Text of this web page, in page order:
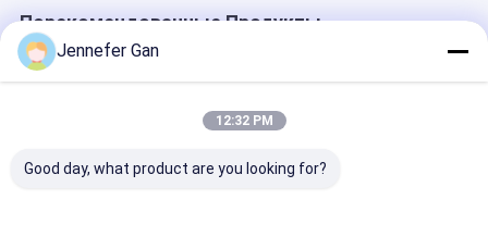
Порекомендованные Продукты
Jennefer Gan
12:32 PM
Good day, what product are you looking for?